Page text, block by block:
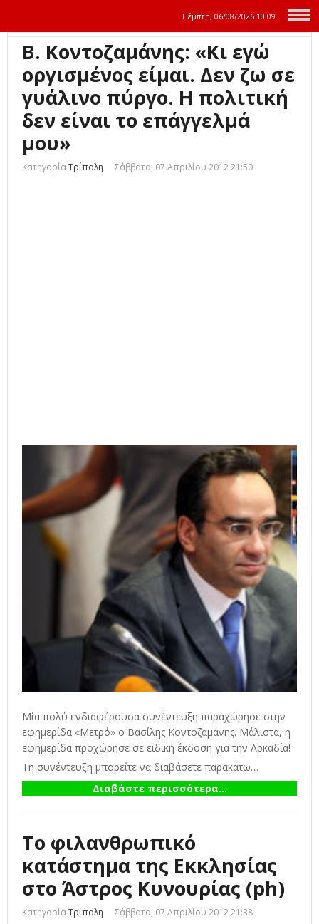
Πέμπτη, 06/08/2026 10:09
Β. Κοντοζαμάνης: «Κι εγώ
οργισμένος είμαι. Δεν ζω σε
γυάλινο πύργο. Η πολιτική
δεν είναι το επάγγελμά
μου»
ΚατηγορίαΤρίπολη Σάββατο, 07 Απριλίου 2012 21:50
Μία πολύ ενδιαφέρουσα συνέντευξη παραχώρησε στην
εφημερίδα «Μετρό» ο Βασίλης Κοντοζαμάνης. Μάλιστα, η
εφημερίδα προχώρησε σε ειδική έκδοση για την Αρκαδία!
Τη συνέντευξη μπορείτε να διαβάσετε παρακάτω…
Διαβάστε περισσότερα...
Το φιλανθρωπικό
κατάστημα της Εκκλησίας
στο Άστρος Κυνουρίας (ph)
ΚατηγορίαΤρίπολη Σάββατο, 07 Απριλίου 2012 21:38